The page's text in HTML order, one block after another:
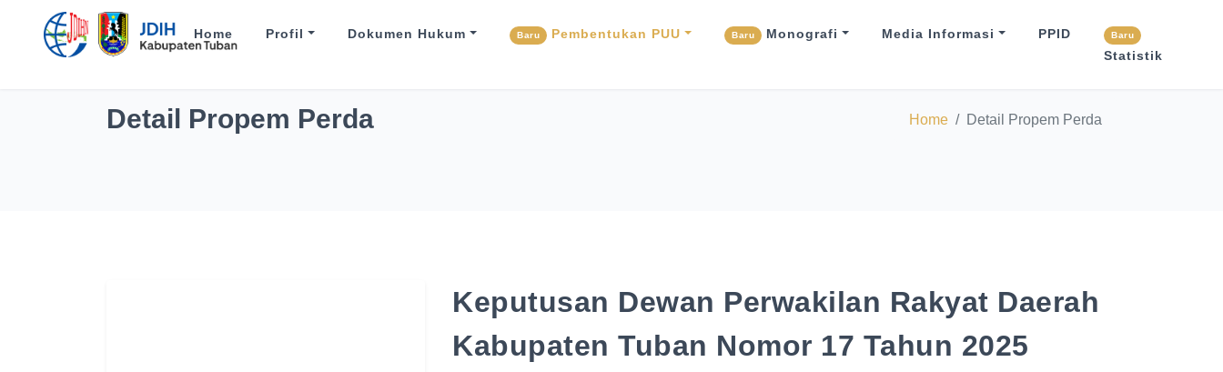
Home Profil Dokumen Hukum Baru Pembentukan PUU Baru Monografi Media Informasi PPID Baru
Statistik
Detail Propem Perda Home Detail Propem Perda
Keputusan Dewan Perwakilan Rakyat Daerah
Kabupaten Tuban Nomor 17 Tahun 2025